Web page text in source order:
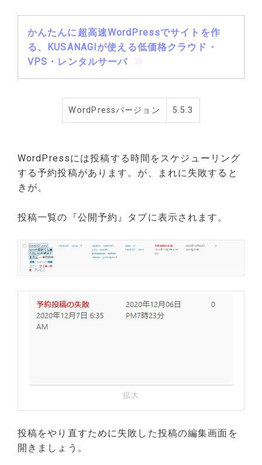
かんたんに超高速WordPressでサイトを作
る、KUSANAGIが使える低価格クラウド・
VPS・レンタルサーバ
WordPressバージョン 5.5.3
WordPressには投稿する時間をスケジューリング
する予約投稿があります。が、まれに失敗すると
きが。
投稿一覧の『公開予約』タブに表示されます。
拡大
投稿をやり直すために失敗した投稿の編集画面を
開きましょう。